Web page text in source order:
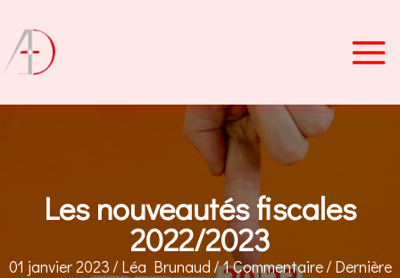
contenu
Les nouveautés fiscales
2022/2023
01 janvier 2023/ Léa Brunaud/1 Commentaire/ Dernière